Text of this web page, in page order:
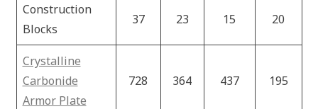
Construction
Blocks
37 23 15 20
Crystalline
Carbonide
Armor Plate
728 364 437 195